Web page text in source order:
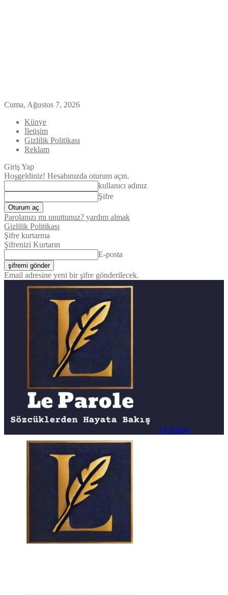
Cuma, Ağustos 7, 2026
Künye
İletişim
Gizlilik Politikası
Reklam
Giriş Yap
Hoşgeldiniz! Hesabınızda oturum açın.
kullanıcı adınız
Şifre
Parolanızı mı unuttunuz? yardım almak
Gizlilik Politikası
Şifre kurtarma
Şifrenizi Kurtarın
E-posta
Email adresine yeni bir şifre gönderilecek.
Le Parole